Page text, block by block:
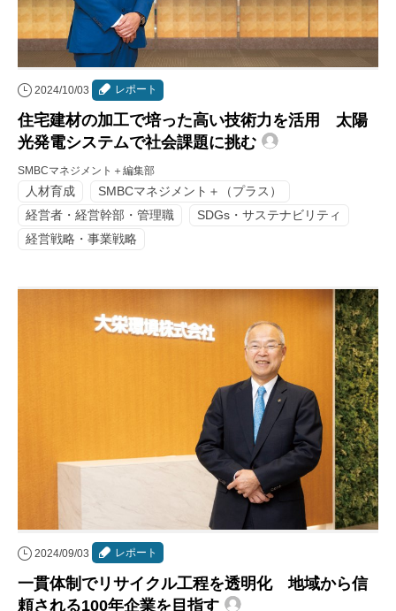
2024/10/03 レポート
住宅建材の加工で培った高い技術力を活用 太陽
光発電システムで社会課題に挑む
SMBCマネジメント＋編集部
人材育成
SMBCマネジメント＋（プラス）
経営者・経営幹部・管理職
SDGs・サステナビリティ
経営戦略・事業戦略
2024/09/03 レポート
一貫体制でリサイクル工程を透明化 地域から信
頼される100年企業を目指す